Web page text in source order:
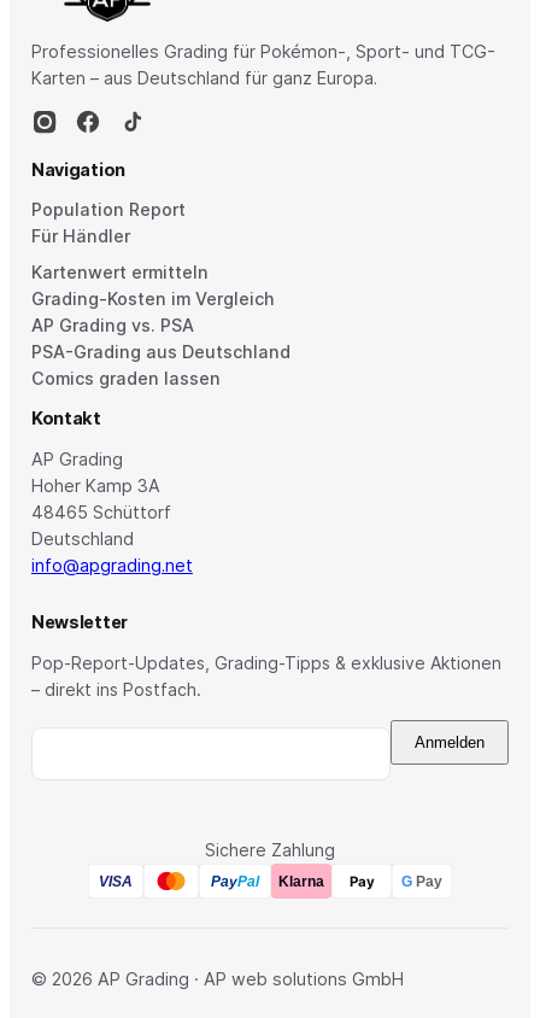
Professionelles Grading für Pokémon-, Sport- und TCG-
Karten – aus Deutschland für ganz Europa.
Navigation
Population Report
Für Händler
Kartenwert ermitteln
Grading-Kosten im Vergleich
AP Grading vs. PSA
PSA-Grading aus Deutschland
Comics graden lassen
Kontakt
AP Grading
Hoher Kamp 3A
48465 Schüttorf
Deutschland
info@apgrading.net
Newsletter
Pop-Report-Updates, Grading-Tipps & exklusive Aktionen
– direkt ins Postfach.
Anmelden
Sichere Zahlung
VISA PayPal Klarna Pay GPay
© 2026 AP Grading · AP web solutions GmbH